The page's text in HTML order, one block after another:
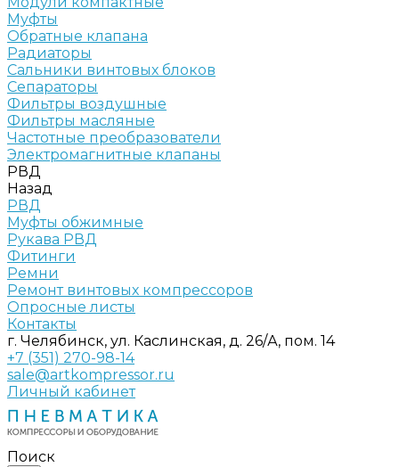
Муфты
Обратные клапана
Радиаторы
Сальники винтовых блоков
Сепараторы
Фильтры воздушные
Фильтры масляные
Частотные преобразователи
Электромагнитные клапаны
РВД
Назад
РВД
Муфты обжимные
Рукава РВД
Фитинги
Ремни
Ремонт винтовых компрессоров
Опросные листы
Контакты
г. Челябинск, ул. Каслинская, д. 26/А, пом. 14
+7 (351) 270-98-14
sale@artkompressor.ru
Личный кабинет
Поиск